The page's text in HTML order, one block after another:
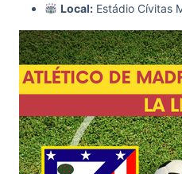
Local:Estádio Cívitas